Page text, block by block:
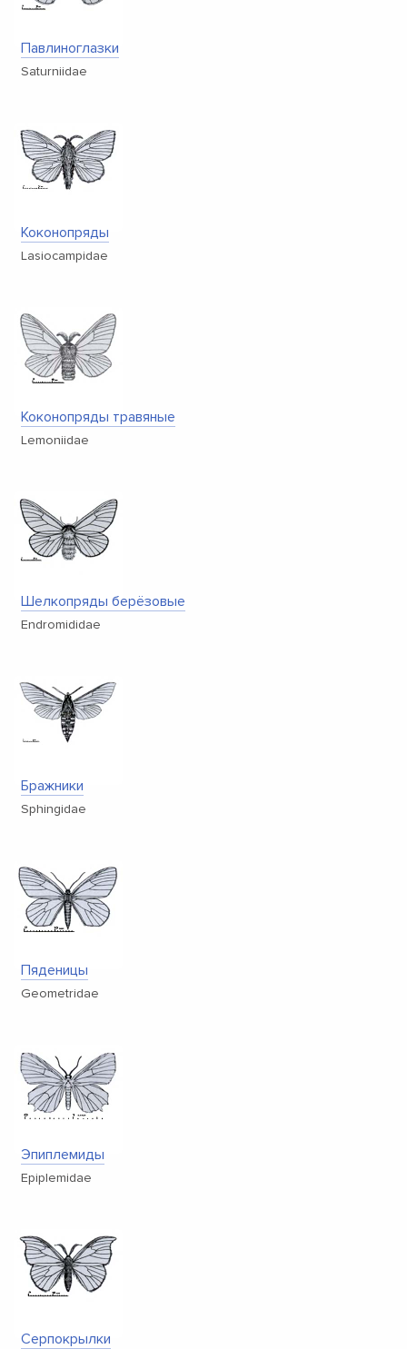
Павлиноглазки
Saturniidae
Коконопряды
Lasiocampidae
Коконопряды травяные
Lemoniidae
Шелкопряды берёзовые
Endromididae
Бражники
Sphingidae
Пяденицы
Geometridae
Эпиплемиды
Epiplemidae
Серпокрылки